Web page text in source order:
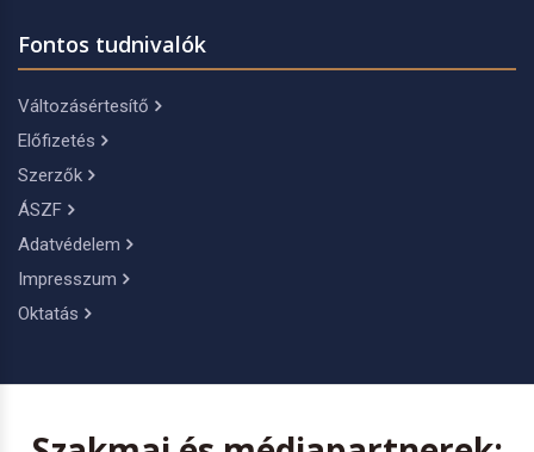
Fontos tudnivalók
Változásértesítő
Előfizetés
Szerzők
ÁSZF
Adatvédelem
Impresszum
Oktatás